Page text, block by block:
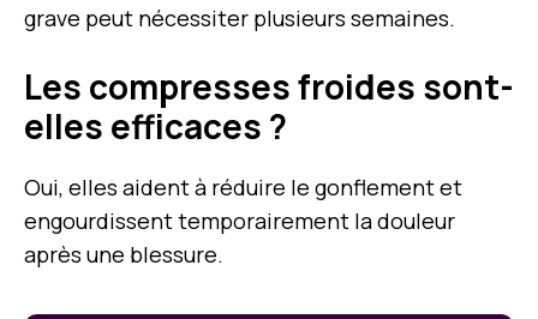
grave peut nécessiter plusieurs semaines.
Les compresses froides sont-
elles efficaces ?
Oui, elles aident à réduire le gonflement et
engourdissent temporairement la douleur
après une blessure.